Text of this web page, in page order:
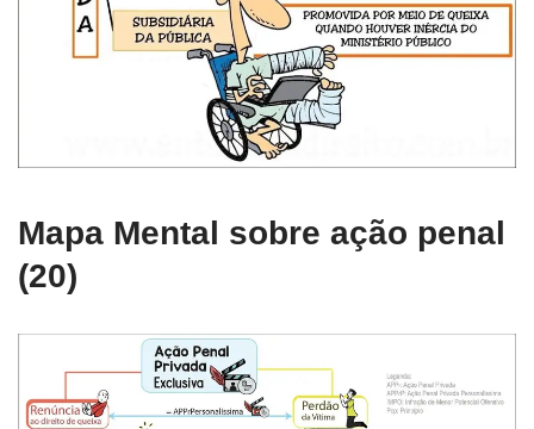
Mapa Mental sobre ação penal
(20)